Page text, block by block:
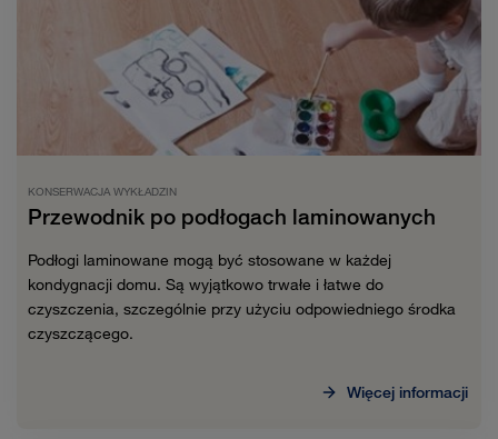
KONSERWACJA WYKŁADZIN
Przewodnik po podłogach laminowanych
Podłogi laminowane mogą być stosowane w każdej
kondygnacji domu. Są wyjątkowo trwałe i łatwe do
czyszczenia, szczególnie przy użyciu odpowiedniego środka
czyszczącego.
Więcej informacji